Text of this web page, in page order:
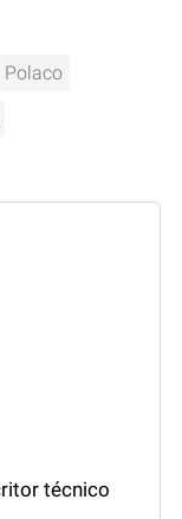
Polaco
técnico